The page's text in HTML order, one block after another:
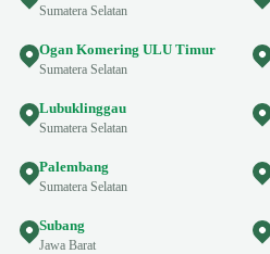
Sumatera Selatan
Ogan Komering ULU Timur
Sumatera Selatan
Lubuklinggau
Sumatera Selatan
Palembang
Sumatera Selatan
Subang
Jawa Barat